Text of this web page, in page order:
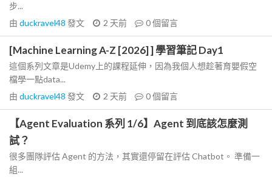
步...
由 duckravel48 發文 2 天前 0個留言
[Machine Learning A-Z [2026] ] 學習筆記 Day1
這個系列文章是Udemy上的課程延伸，因為我個人想趁著育嬰假空
檔學一點data...
由 duckravel48 發文 2 天前 0個留言
【Agent Evaluation 系列 1/6】Agent 到底該怎麼測
試？
很多團隊評估 Agent 的方法，其實還停留在評估 Chatbot。 準備一
組...